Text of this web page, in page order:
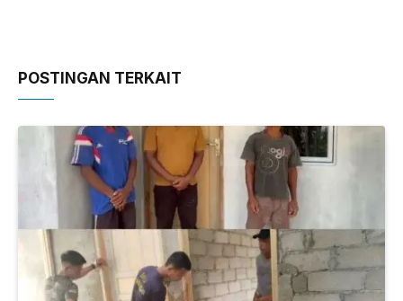
POSTINGAN TERKAIT